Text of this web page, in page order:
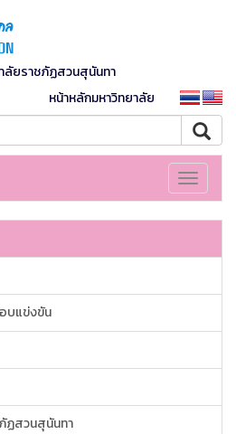
ลัยราชภัฏสวนสุนันทา
หน้าหลักมหาวิทยาลัย
Toggle
บแข่งขัน
ฏสวนสุนันทา